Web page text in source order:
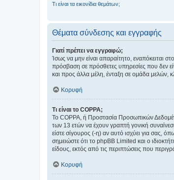
Τι είναι τα εικονίδια θεμάτων;
Θέματα σύνδεσης και εγγραφής
Γιατί πρέπει να εγγραφώ;
Ίσως να μην είναι απαραίτητο, εναπόκειται
πρόσβαση σε πρόσθετες υπηρεσίες που δεν
και προς άλλα μέλη, ένταξη σε ομάδα μελών,
Κορυφή
Τι είναι το COPPA;
Το COPPA, ή Προστασία Προσωπικών
των 13 ετών να έχουν γραπτή γονική
είστε σίγουρος (-η) αν αυτό ισχύει για σας,
σημειώστε ότι το phpBB Limited και ο
είδους, εκτός από τις περιπτώσεις που
Κορυφή